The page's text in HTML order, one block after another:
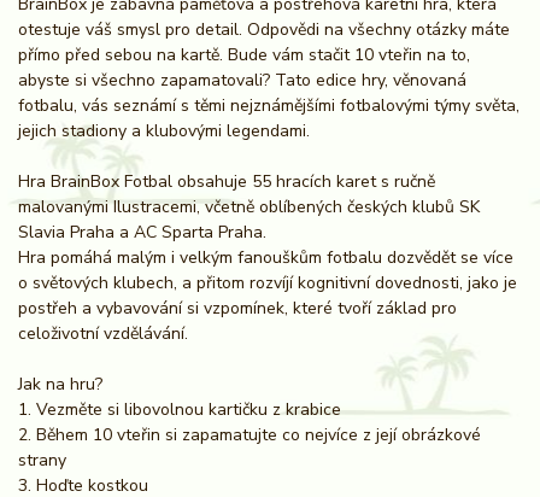
BrainBox je zábavná paměťová a postřehová karetní hra, která
otestuje váš smysl pro detail. Odpovědi na všechny otázky máte
přímo před sebou na kartě. Bude vám stačit 10 vteřin na to,
abyste si všechno zapamatovali? Tato edice hry, věnovaná
fotbalu, vás seznámí s těmi nejznámějšími fotbalovými týmy světa,
jejich stadiony a klubovými legendami.
Hra BrainBox Fotbal obsahuje 55 hracích karet s ručně
malovanými Ilustracemi, včetně oblíbených českých klubů SK
Slavia Praha a AC Sparta Praha.
Hra pomáhá malým i velkým fanouškům fotbalu dozvědět se více
o světových klubech, a přitom rozvíjí kognitivní dovednosti, jako je
postřeh a vybavování si vzpomínek, které tvoří základ pro
celoživotní vzdělávání.
Jak na hru?
1. Vezměte si libovolnou kartičku z krabice
2. Během 10 vteřin si zapamatujte co nejvíce z její obrázkové
strany
3. Hoďte kostkou